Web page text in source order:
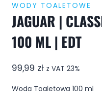
WODY TOALETOWE
JAGUAR |
100 ML | EDT
99,99 zł z VAT 23%
Woda Toaletowa 100 ml